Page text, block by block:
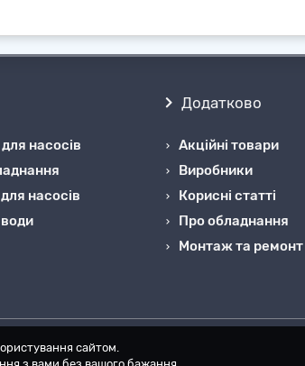
самопливом.
сайтом.
насосів
насосів
Додатково
Акційні товари
Виробники
Корисні статті
Про обладнання
Монтаж та ремонт